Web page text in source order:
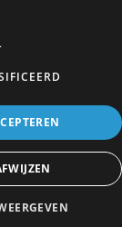
Kozijnen
kozijnen
Kozijnen
Kozijnen
kozijnen in
door